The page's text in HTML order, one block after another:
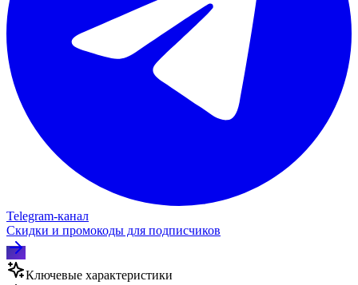
Telegram‑канал
Скидки и промокоды для подписчиков
Ключевые характеристики